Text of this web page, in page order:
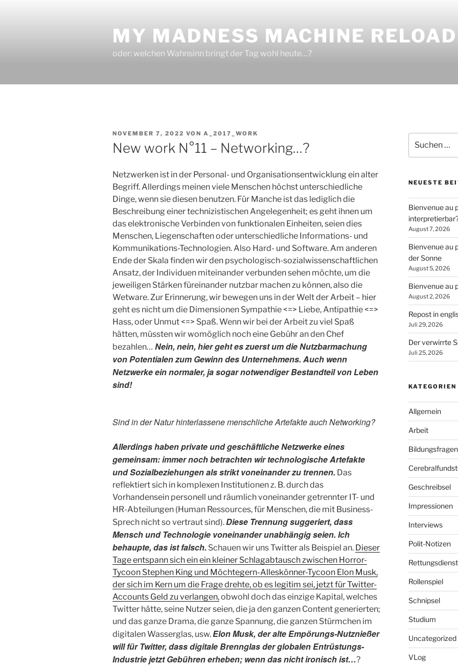
MY MADNESS MACHINE
oder: welchen Wahnsinn bringt der Tag wohl heute…?
VERÖFFENTLICHT
AM
NOVEMBER 7, 2022 VON A_2017_WORK
New work N°11 – Networking…?
Netzwerken ist in der Personal- und Organisationsentwicklung ein alter
Begriff. Allerdings meinen viele Menschen höchst unterschiedliche
Dinge, wenn sie diesen benutzen. Für Manche ist das lediglich die
Beschreibung einer technizistischen Angelegenheit; es geht ihnen um
das elektronische Verbinden von funktionalen Einheiten, seien dies
Menschen, Liegenschaften oder unterschiedliche Informations- und
Kommunikations-Technologien. Also Hard- und Software. Am anderen
Ende der Skala finden wir den psychologisch-sozialwissenschaftlichen
Ansatz, der Individuen miteinander verbunden sehen möchte, um die
jeweiligen Stärken füreinander nutzbar machen zu können, also die
Wetware. Zur Erinnerung, wir bewegen uns in der Welt der Arbeit – hier
geht es nicht um die Dimensionen Sympathie <=> Liebe, Antipathie <=>
Hass, oder Unmut <=> Spaß. Wenn wir bei der Arbeit zu viel Spaß
hätten, müssten wir womöglich noch eine Gebühr an den Chef
bezahlen… Nein, nein, hier geht es zuerst um die Nutzbarmachung
von Potentialen zum Gewinn des Unternehmens. Auch wenn
Netzwerke ein normaler, ja sogar notwendiger Bestandteil von Leben
sind!
Sind in der Natur hinterlassene menschliche Artefakte auch Networking?
Allerdings haben private und geschäftliche Netzwerke eines
gemeinsam: immer noch betrachten wir technologische Artefakte
und Sozialbeziehungen als strikt voneinander zu trennen. Das
reflektiert sich in komplexen Institutionen z. B. durch das
Vorhandensein personell und räumlich voneinander getrennter IT- und
HR-Abteilungen (Human Ressources, für Menschen, die mit Business-
Sprech nicht so vertraut sind).Diese Trennung suggeriert, dass
Mensch und Technologie voneinander unabhängig seien. Ich
behaupte, das ist falsch. Schauen wir uns Twitter als Beispiel an. Dieser
Tage entspann sich ein ein kleiner Schlagabtausch zwischen Horror-
Tycoon Stephen King und Möchtegern-Alleskönner-Tycoon Elon Musk,
der sich im Kern um die Frage drehte, ob es legitim sei, jetzt für Twitter-
Accounts Geld zu verlangen,obwohl doch das einzige Kapital, welches
Twitter hätte, seine Nutzer seien, die ja den ganzen Content generierten;
und das ganze Drama, die ganze Spannung, die ganzen Stürmchen im
digitalen Wasserglas, usw.Elon Musk, der alte Empörungs-Nutznießer
will für Twitter, dass digitale Brennglas der globalen Entrüstungs-
Industrie jetzt Gebühren erheben; wenn das nicht ironisch ist…?
nach:
NEUESTE
Bienvenue au
August 7, 2026
Bienvenue au
der Sonne
August 5, 2026
Bienvenue au
August 2, 2026
Repost in
Juli 29, 2026
Der verwirrte
Juli 25, 2026
KATEGORIEN
Allgemein
Arbeit
Bildungsfragen
Geschreibsel
Impressionen
Interviews
Polit-Notizen
Rettungsdienst
Rollenspiel
Schnipsel
Studium
Uncategorized
VLog